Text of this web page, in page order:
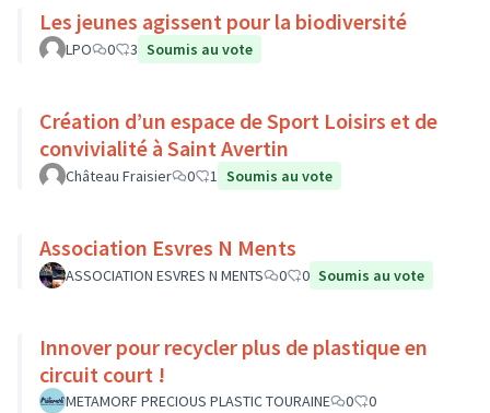
Les jeunes agissent pour la biodiversité
LPO 0 3 Soumis au vote
Création d’un espace de Sport Loisirs et de
convivialité à Saint Avertin
Château Fraisier 0 1 Soumis au vote
Association Esvres N Ments
ASSOCIATION ESVRES N MENTS 0 0 Soumis au vote
Innover pour recycler plus de plastique en
circuit court !
METAMORF PRECIOUS PLASTIC TOURAINE 0
0